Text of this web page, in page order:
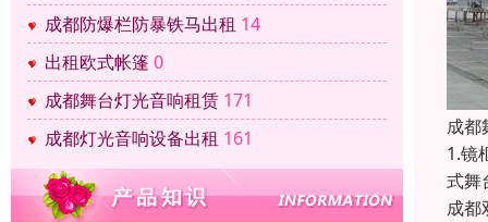
成都防爆栏防暴铁马出租 14
出租欧式帐篷 0
成都舞台灯光音响租赁 171
成都灯光音响设备出租 161
成都
1.镜
式舞
成都